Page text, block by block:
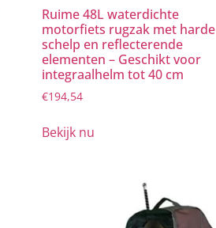
Ruime 48L waterdichte
motorfiets rugzak met harde
schelp en reflecterende
elementen – Geschikt voor
integraalhelm tot 40 cm
€194,54
Bekijk nu